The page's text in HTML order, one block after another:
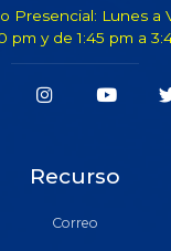
Presencial: Lunes a
pm y de 1:45 pm a
Recurso
Correo